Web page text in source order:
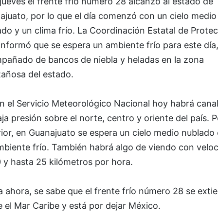
por lo que el día comenzó con un cielo medio
y un clima frío. La Coordinación Estatal de
que se espera un ambiente frío para este día,
de bancos de niebla y heladas en la zona
del estado.
el Servicio Meteorológico Nacional hoy habrá
presión sobre el norte, centro y oriente del país.
en Guanajuato se espera un cielo medio nublado
frío. También habrá algo de viendo con
y hasta 25 kilómetros por hora.
ahora, se sabe que el frente frío número 28 se
el Mar Caribe y está por dejar México.